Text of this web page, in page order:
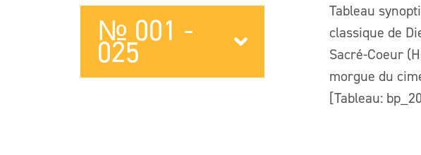
№ 001 -
025
Tableau
classique de
Sacré-Coeur
morgue du
[Tableau: